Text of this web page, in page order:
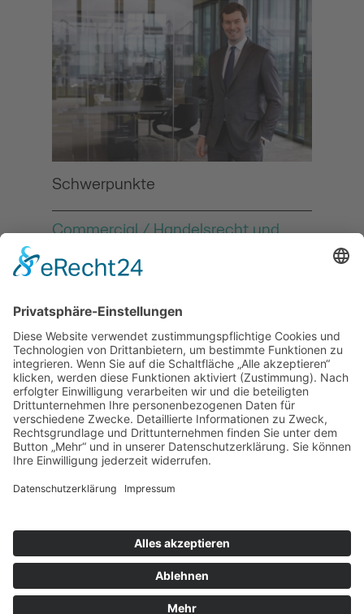
Schwerpunkte
Commercial / Handelsrecht und
Verkehrsrecht /
Fuhrparkmanagement
Mehr
© 2021-2026 Backes & Backes
Impressum|Datenschutz|Login|